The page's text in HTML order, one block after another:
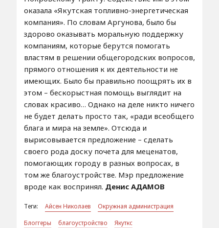
оказала «Якутская топливно-энергетическая
компания». По словам Аргунова, было бы
здорово оказывать моральную поддержку
компаниям, которые берутся помогать
властям в решении общегородских вопросов,
прямого отношения к их деятельности не
имеющих. Было бы правильно поощрять их в
этом – бескорыстная помощь выглядит на
словах красиво… Однако на деле никто ничего
не будет делать просто так, «ради всеобщего
блага и мира на земле». Отсюда и
вырисовывается предложение – сделать
своего рода доску почета для меценатов,
помогающих городу в разных вопросах, в
том же благоустройстве. Мэр предложение
вроде как воспринял. Денис АДАМОВ
Теги: Айсен Николаев
Окружная администрация
Блоггеры
благоустройство Якуткс